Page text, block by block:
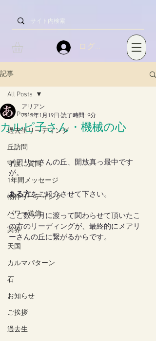
ログイン
記事
All Posts
過去生リーディング
丘訪問
守護に質問
1年間メッセージ
物件リーディング
パワー送信
冥界
天国
カルマパターン
石
お知らせ
ご挨拶
過去生
All Posts
カルピ子さん・機械の心
アリアン
2018年1月19日 読了時間: 9分
メアリーさんの丘、開放真っ最中です
が。
ある方をご紹介させて下さい。
ここ数ヶ月に渡って関わらせて頂いたこ
の方のリーディングが、最終的にメアリ
ーさんの丘に繋がるからです。